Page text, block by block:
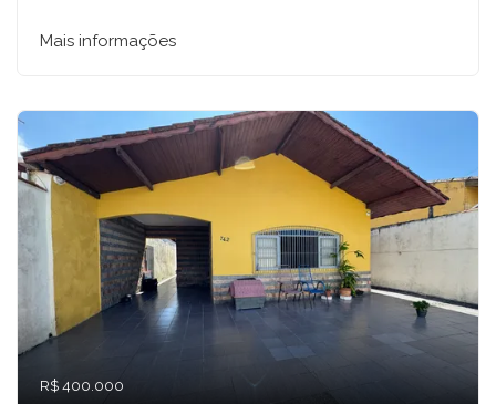
Mais informações
R$ 400.000